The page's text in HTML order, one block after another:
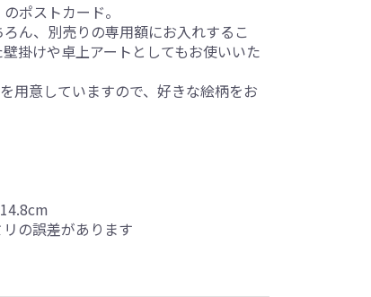
ポストカード。
ん、別売りの専用額にお入れするこ
掛けや卓上アートとしてもお使いいた
用意していますので、好きな絵柄をお
の誤差があります